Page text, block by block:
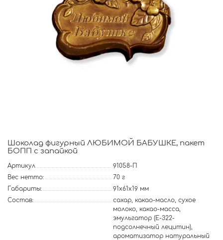
Шоколад фигурный ЛЮБИМОЙ БАБУШКЕ, пакет
БОПП с запайкой
Артикул
91058-П
Вес нетто:
70 г
Габариты:
91х61х19 мм
Состав:
сахар, какао-масло, сухое
молоко, какао-масса,
эмульгатор (E-322-
подсолнечный лецитин),
ароматизатор натуральный